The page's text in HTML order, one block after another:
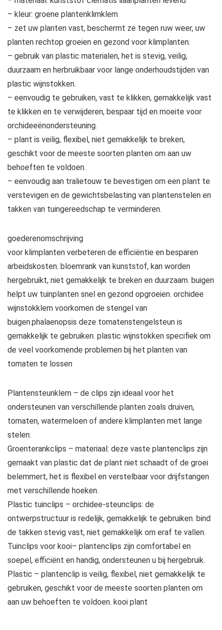
– kleur: groene plantenklimklem
– zet uw planten vast, beschermt ze tegen ruw weer, uw
planten rechtop groeien en gezond voor klimplanten.
– gebruik van plastic materialen, het is stevig, veilig,
duurzaam en herbruikbaar voor lange onderhoudstijden van
plastic wijnstokken.
– eenvoudig te gebruiken, vast te klikken, gemakkelijk vast
te klikken en te verwijderen, bespaar tijd en moeite voor
orchideeënondersteuning.
– plant is veilig, flexibel, niet gemakkelijk te breken,
geschikt voor de meeste soorten planten om aan uw
behoeften te voldoen.
– eenvoudig aan tralietouw te bevestigen om een ​​plant te
verstevigen en de gewichtsbelasting van plantenstelen en
takken van tuingereedschap te verminderen.
goederenomschrijving
voor klimplanten verbeteren de efficiëntie en besparen
arbeidskosten. bloemrank van kunststof, kan worden
hergebruikt, niet gemakkelijk te breken en duurzaam. buigen
helpt uw ​​tuinplanten snel en gezond opgroeien. orchidee
wijnstokklem voorkomen de stengel van
buigen.phalaenopsis deze tomatenstengelsteun is
gemakkelijk te gebruiken. plastic wijnstokken specifiek om
de veel voorkomende problemen bij het planten van
tomaten te lossen
Plantensteunklem – de clips zijn ideaal voor het
ondersteunen van verschillende planten zoals druiven,
tomaten, watermeloen of andere klimplanten met lange
stelen.
Groenterankclips – materiaal: deze vaste plantenclips zijn
gemaakt van plastic dat de plant niet schaadt of de groei
belemmert, het is flexibel en verstelbaar voor drijfstangen
met verschillende hoeken.
Plastic tuinclips – orchidee-steunclips: de
ontwerpstructuur is redelijk, gemakkelijk te gebruiken. bind
de takken stevig vast, niet gemakkelijk om eraf te vallen.
Tuinclips voor kooi– plantenclips zijn comfortabel en
soepel, efficiënt en handig, ondersteunen u bij hergebruik.
Plastic – plantenclip is veilig, flexibel, niet gemakkelijk te
gebruiken, geschikt voor de meeste soorten planten om
aan uw behoeften te voldoen. kooi plant